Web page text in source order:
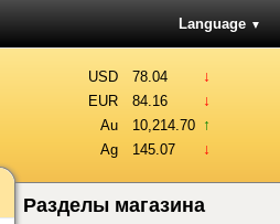
Language ▼
USD 78.04 ↓
EUR 84.16 ↓
Au 10,214.70 ↑
Ag 145.07 ↓
Разделы магазина